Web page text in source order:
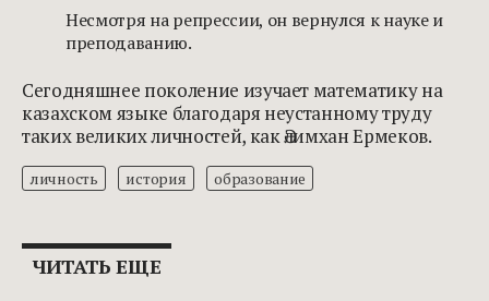
Несмотря на репрессии, он вернулся к науке и
преподаванию.
Сегодняшнее поколение изучает математику на
казахском языке благодаря неустанному труду
таких великих личностей, как Әлимхан Ермеков.
личность история образование
ЧИТАТЬ ЕЩЕ